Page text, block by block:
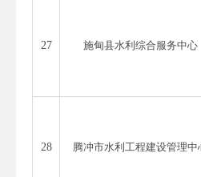
27 施甸县水利综合服务中心
28 腾冲市水利工程建设管理中